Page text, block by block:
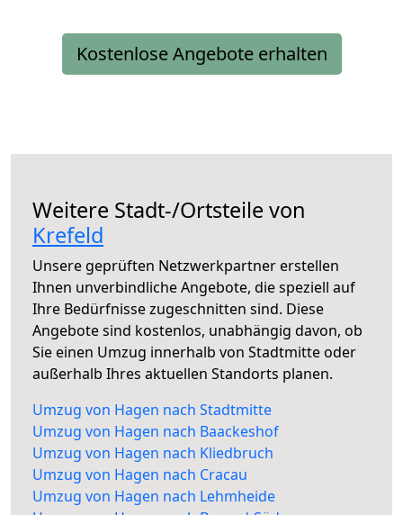
Kostenlose Angebote erhalten
Weitere Stadt-/Ortsteile von
Krefeld
Unsere geprüften Netzwerkpartner erstellen
Ihnen unverbindliche Angebote, die speziell auf
Ihre Bedürfnisse zugeschnitten sind. Diese
Angebote sind kostenlos, unabhängig davon, ob
Sie einen Umzug innerhalb von Stadtmitte oder
außerhalb Ihres aktuellen Standorts planen.
Umzug von Hagen nach Stadtmitte
Umzug von Hagen nach Baackeshof
Umzug von Hagen nach Kliedbruch
Umzug von Hagen nach Cracau
Umzug von Hagen nach Lehmheide